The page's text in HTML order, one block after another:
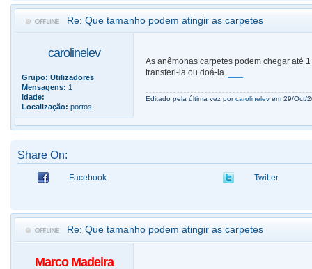
Re: Que tamanho podem atingir as carpetes
carolinelev
Grupo: Utilizadores
Mensagens: 1
Idade:
Localização: portos
As anêmonas carpetes podem chegar até
transferi-la ou doá-la.
Editado pela última vez porcarolinelev em 29/Oct/
Share On:
Facebook Twitter
Re: Que tamanho podem atingir as carpetes
Marco Madeira